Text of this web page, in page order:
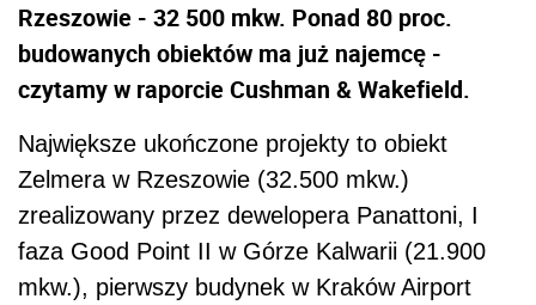
Rzeszowie - 32 500 mkw. Ponad 80 proc.
budowanych obiektów ma już najemcę -
czytamy w raporcie Cushman & Wakefield.
Największe ukończone projekty to obiekt
Zelmera w Rzeszowie (32.500 mkw.)
zrealizowany przez dewelopera Panattoni, I
faza Good Point II w Górze Kalwarii (21.900
mkw.), pierwszy budynek w Kraków Airport